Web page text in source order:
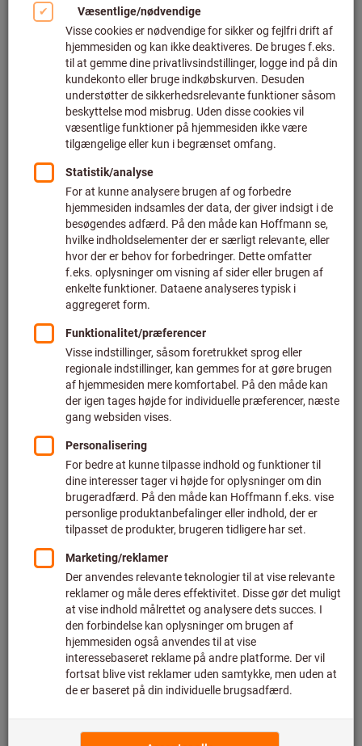
Klik for at forstørre billedet
Pris pr. 1 styk
plus fragt
Individuelle priser for erhvervskunder efter
I varekurven
Anslået leveringstid: 2-3 uger
Bemærk venligst den forlængede leveringstid og den
begrænsede rådgivning:
Vi bestiller denne vare til dig direkte fra producenten, da
den ikke er en del af vores hovedsortiment og derfor ikke